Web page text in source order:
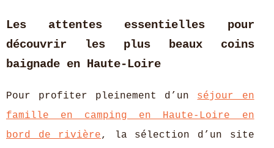
Les attentes essentielles pour
découvrir les plus beaux coins
baignade en Haute-Loire
Pour profiter pleinement d’un séjour en
famille en camping en Haute-Loire en
bord de rivière, la sélection d’un site